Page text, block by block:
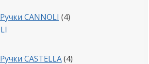
Ручки CANNOLI 4товара
Ручки CASTELLA 4